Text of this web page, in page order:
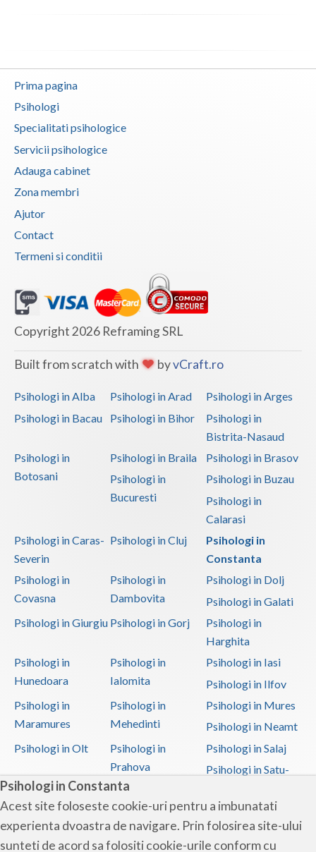
Psihologi in Constanta
Acest site foloseste cookie-uri pentru a imbunatati
experienta dvoastra de navigare. Prin folosirea site-ului
sunteti de acord sa folositi cookie-urile conform cu
Prima pagina
Psihologi
Specialitati psihologice
Servicii psihologice
Adauga cabinet
Zona membri
Ajutor
Contact
Termeni si conditii
Copyright 2026 Reframing SRL
Built from scratch with byvCraft.ro
Psihologi in Alba Psihologi in Arad
Psihologi in Arges
Psihologi in Bacau
Psihologi in Bihor
Psihologi in
Bistrita-Nasaud
Psihologi in
Botosani
Psihologi in Braila
Psihologi in Brasov
Psihologi in
Bucuresti
Psihologi in Buzau
Psihologi in
Calarasi
Psihologi in Caras-
Severin
Psihologi in Cluj
Psihologi in
Constanta
Psihologi in
Covasna
Psihologi in
Dambovita
Psihologi in Dolj
Psihologi in Galati
Psihologi in Giurgiu Psihologi in Gorj
Psihologi in
Harghita
Psihologi in
Hunedoara
Psihologi in
Ialomita
Psihologi in Iasi
Psihologi in Ilfov
Psihologi in
Maramures
Psihologi in
Mehedinti
Psihologi in Mures
Psihologi in Neamt
Psihologi in Olt
Psihologi in
Prahova
Psihologi in Salaj
Psihologi in Satu-
Psihologi in Sibiu
Psihologi in
Suceava
Psihologi in
Teleorman
Psihologi in Timis
Psihologi in Tulcea Psihologi in Valcea